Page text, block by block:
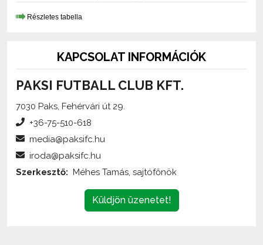
Részletes tabella
KAPCSOLAT INFORMÁCIÓK
PAKSI FUTBALL CLUB KFT.
7030 Paks, Fehérvári út 29.
+36-75-510-618
media@paksifc.hu
iroda@paksifc.hu
Szerkesztő: Méhes Tamás, sajtófőnök
Küldjön üzenetet!